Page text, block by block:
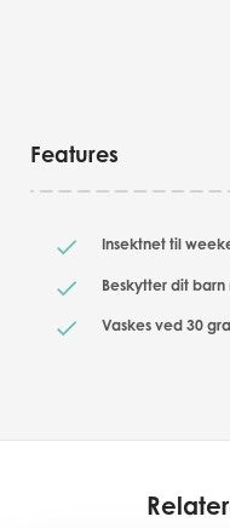
Features
Insektnet til
Beskytter dit
Vaskes ved 30